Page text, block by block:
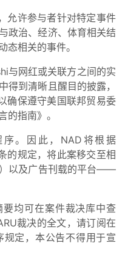
允许参与者针对特定事件
政治、经济、体育相关结
态相关的事件。
与网红或关联方之间的实
得到清晰且醒目的披露，
确保遵守美国联邦贸易委
的指南》。
。因此，NAD将根据
的规定，将此案移交至相
以及广告刊载的平台——
均可在案件裁决库中查
裁决的全文，请订阅在
规定，本公告不得用于宣